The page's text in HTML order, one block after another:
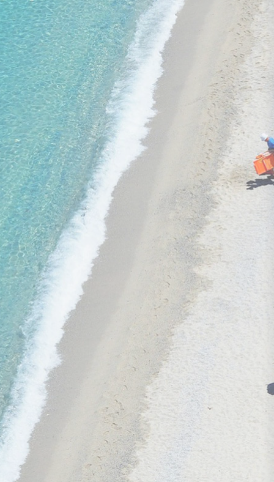
29. aug. - 03. sep.
lidojums, bagāža, transfērs, viesnīca
viss iekļauts
GALINI PALACE 5★
1 149 €
06. - 13. oktobris
lidojums, bagāža, transfērs, viesnīca
ar brokastīm un vakariņām
AVRA IMPERIAL HOTEL 5★
1 265 €